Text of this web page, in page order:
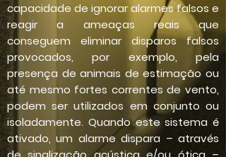
capacidade de ignorar alarmes falsos e
reagir a ameaças reais que
conseguem eliminar disparos falsos
provocados, por exemplo, pela
presença de animais de estimação ou
até mesmo fortes correntes de vento,
podem ser utilizados em conjunto ou
isoladamente. Quando este sistema é
ativado, um alarme dispara – através